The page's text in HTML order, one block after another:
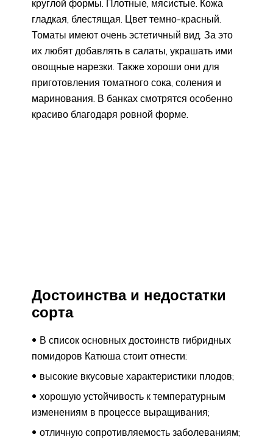
круглой формы. Плотные, мясистые. Кожа
гладкая, блестящая. Цвет темно-красный.
Томаты имеют очень эстетичный вид. За это
их любят добавлять в салаты, украшать ими
овощные нарезки. Также хороши они для
приготовления томатного сока, соления и
маринования. В банках смотрятся особенно
красиво благодаря ровной форме.
Достоинства и недостатки
сорта
В список основных достоинств гибридных
помидоров Катюша стоит отнести:
высокие вкусовые характеристики плодов;
хорошую устойчивость к температурным
изменениям в процессе выращивания;
отличную сопротивляемость заболеваниям;